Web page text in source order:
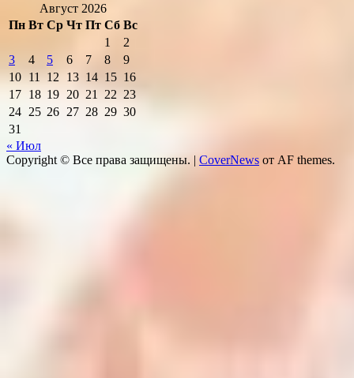
Август 2026
Пн Вт Ср Чт Пт Сб Вс
1
2
3
4 5 6 7 8
9
10 11 12 13 14 15 16
17 18 19 20 21 22 23
24 25 26 27 28 29 30
31
« Июл
Copyright © Все права защищены. | CoverNews от AF themes.